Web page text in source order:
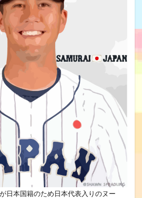
日本国籍のため日本代表入りのヌー